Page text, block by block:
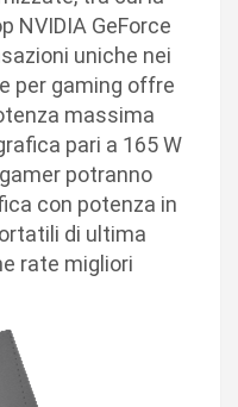
NVIDIA GeForce
uniche nei
per gaming offre
massima
pari a 165 W
potranno
con potenza in
di ultima
rate migliori